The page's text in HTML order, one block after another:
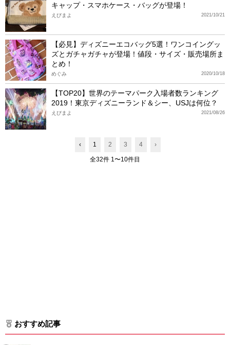
キャップ・スマホケース・バッグが登場！
2021/10/21
えびまよ
【必見】ディズニーエコバッグ5選！ワンコイングッ
ズとガチャガチャが登場！値段・サイズ・販売場所ま
とめ！
2020/10/18
めぐみ
【TOP20】世界のテーマパーク入場者数ランキング
2019！東京ディズニーランド＆シー、USJは何位？
2021/08/26
えびまよ
‹ 1 2 3 4 ›
全32件 1〜10件目
おすすめ記事